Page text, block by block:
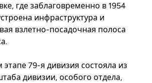
где заблаговременно в 1954
инфраструктура и
взлетно-посадочная полоса
79-я дивизия состояла из
дивизии, особого отдела,